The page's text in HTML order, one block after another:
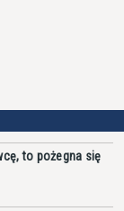
to pożegna się